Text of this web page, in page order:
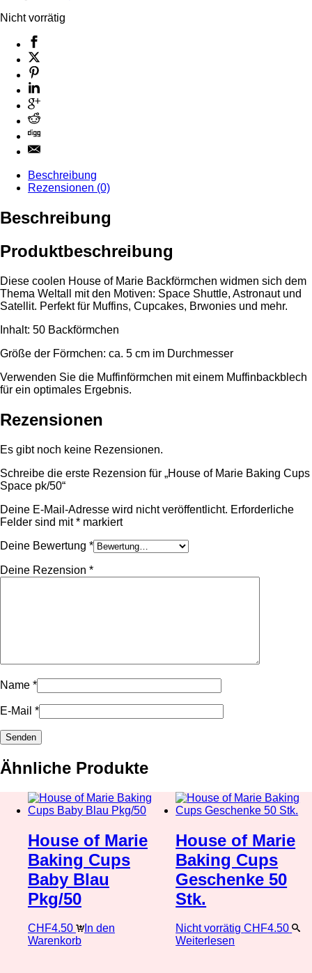
Nicht vorrätig
Beschreibung
Rezensionen (0)
Beschreibung
Produktbeschreibung
Diese coolen House of Marie Backförmchen widmen sich dem
Thema Weltall mit den Motiven: Space Shuttle, Astronaut und
Satellit. Perfekt für Muffins, Cupcakes, Brwonies und mehr.
Inhalt: 50 Backförmchen
Größe der Förmchen: ca. 5 cm im Durchmesser
Verwenden Sie die Muffinförmchen mit einem Muffinbackblech
für ein optimales Ergebnis.
Rezensionen
Es gibt noch keine Rezensionen.
Schreibe die erste Rezension für „House of Marie Baking Cups
Space pk/50“
Deine E-Mail-Adresse wird nicht veröffentlicht. Erforderliche
Felder sind mit* markiert
Deine Bewertung *
Deine Rezension *
Name *
E-Mail *
Ähnliche Produkte
House of Marie
Baking Cups
Baby Blau
Pkg/50
CHF4.50
In den
Warenkorb
House of Marie
Baking Cups
Geschenke 50
Stk.
Nicht vorrätig CHF4.50
Weiterlesen